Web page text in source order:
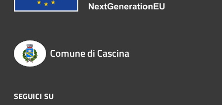
Comune di Cascina
SEGUICI SU